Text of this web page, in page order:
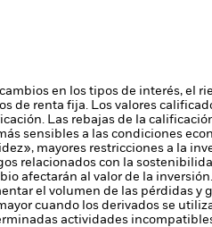
en los tipos de interés, el
de renta fija. Los valores
Las rebajas de la
sensibles a las condiciones
mayores restricciones a la
relacionados con la
afectarán al valor de la inversión.
el volumen de las pérdidas y
cuando los derivados se
actividades